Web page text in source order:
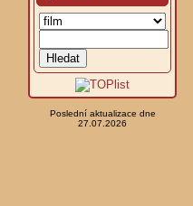
Poslední aktualizace dne
27.07.2026